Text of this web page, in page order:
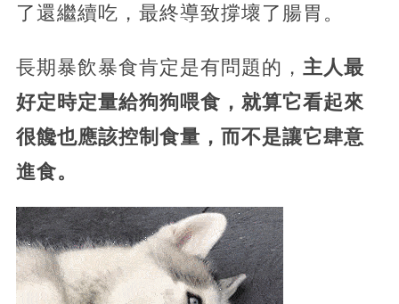
了還繼續吃，最終導致撐壞了腸胃。
長期暴飲暴食肯定是有問題的， 主人最
好定時定量給狗狗喂食，就算它看起來
很饞也應該控制食量，而不是讓它肆意
進食。